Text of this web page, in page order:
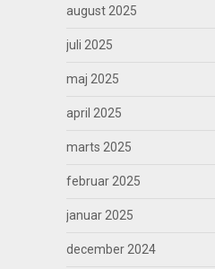
august 2025
juli 2025
maj 2025
april 2025
marts 2025
februar 2025
januar 2025
december 2024